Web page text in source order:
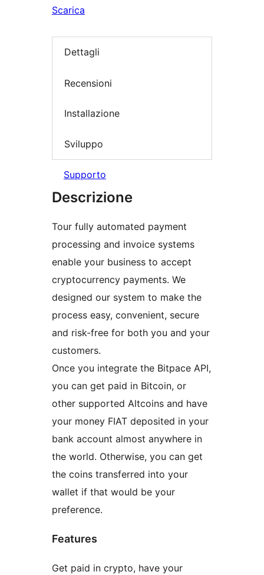
Scarica
Dettagli
Recensioni
Installazione
Sviluppo
Supporto
Descrizione
Tour fully automated payment
processing and invoice systems
enable your business to accept
cryptocurrency payments. We
designed our system to make the
process easy, convenient, secure
and risk-free for both you and your
customers.
Once you integrate the Bitpace API,
you can get paid in Bitcoin, or
other supported Altcoins and have
your money FIAT deposited in your
bank account almost anywhere in
the world. Otherwise, you can get
the coins transferred into your
wallet if that would be your
preference.
Features
Get paid in crypto, have your